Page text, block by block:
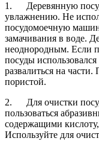
1. Деревянную
увлажнению. Не
посудомоечную
замачивания в воде.
неоднородным. Если
посуды
развалиться на
пористой.
2. Для очистки
пользоваться
содержащими
Используйте для